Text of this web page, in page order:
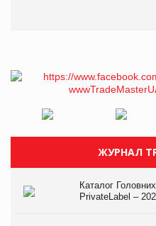
ЖУРНАЛ
Каталог
PrivateLabel –